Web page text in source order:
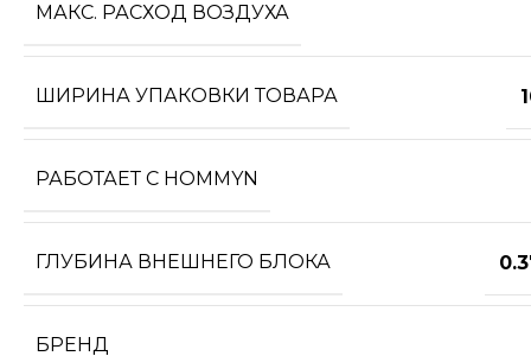
МАКС. РАСХОД ВОЗДУХА
ШИРИНА УПАКОВКИ ТОВАРА
РАБОТАЕТ С HOMMYN
ГЛУБИНА ВНЕШНЕГО БЛОКА
БРЕНД